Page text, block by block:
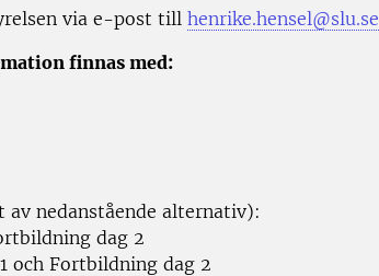
via e-post till henrike.hensel@slu.se
finnas med:
nedanstående alternativ):
dag 2
och Fortbildning dag 2